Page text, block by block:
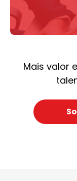
Mais valor